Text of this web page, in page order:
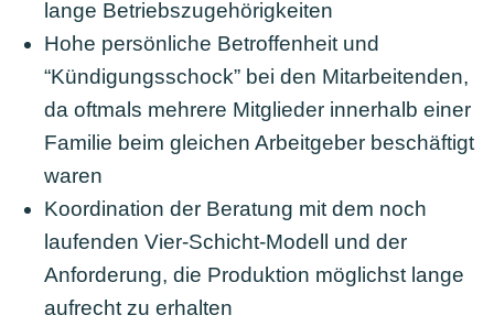
lange Betriebszugehörigkeiten
Hohe persönliche Betroffenheit und
“Kündigungsschock” bei den Mitarbeitenden,
da oftmals mehrere Mitglieder innerhalb einer
Familie beim gleichen Arbeitgeber beschäftigt
waren
Koordination der Beratung mit dem noch
laufenden Vier-Schicht-Modell und der
Anforderung, die Produktion möglichst lange
aufrecht zu erhalten